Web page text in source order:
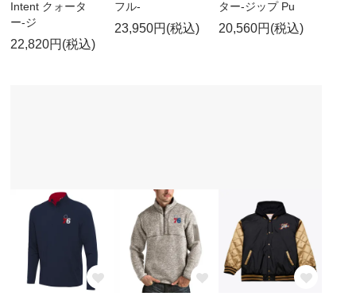
Intent クォータ
ー-ジ
22,820円(税込)
フル-
23,950円(税込)
ター-ジップ Pu
20,560円(税込)